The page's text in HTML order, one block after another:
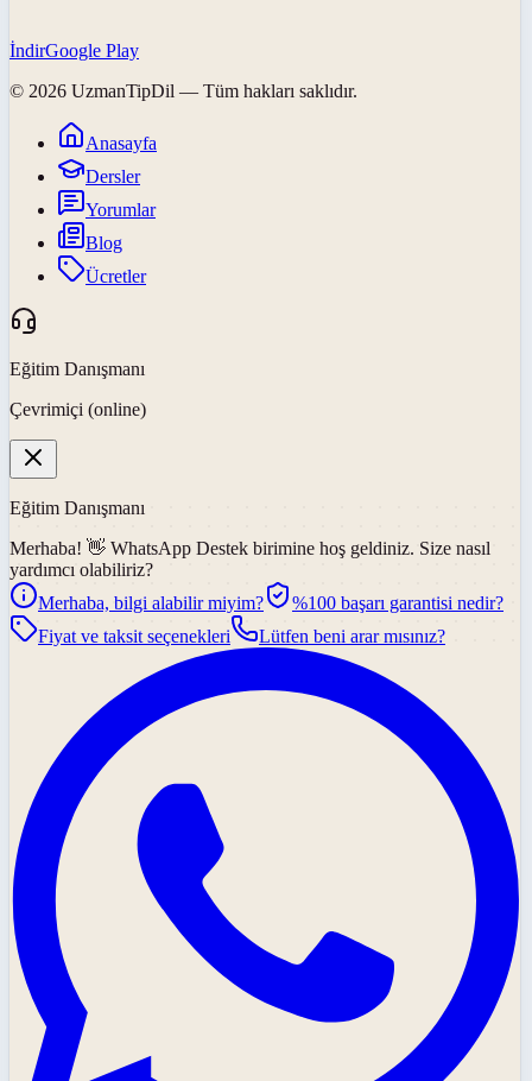
İndirGoogle Play
© 2026 UzmanTipDil — Tüm hakları saklıdır.
Anasayfa
Dersler
Yorumlar
Blog
Ücretler
Eğitim Danışmanı
Çevrimiçi (online)
Eğitim Danışmanı
Merhaba! 👋 WhatsApp Destek birimine hoş geldiniz. Size nasıl
yardımcı olabiliriz?
Merhaba, bilgi alabilir miyim?
%100 başarı garantisi nedir?
Fiyat ve taksit seçenekleri
Lütfen beni arar mısınız?